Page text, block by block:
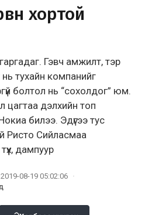
хортой
Гэвч амжилт, тэр
тухайн компанийг
болтол нь “сохолдог” юм.
цагтаа дэлхийн топ
билээ. Эдүгээ тус
Ристо Сийласмаа
дампуур
2019-08-19 05:02:06 ·